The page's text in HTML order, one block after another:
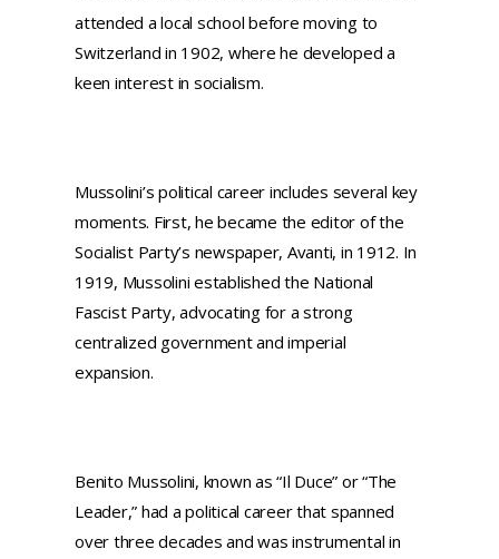
attended a local school before moving to
Switzerland in 1902, where he developed a
keen interest in socialism.
Mussolini’s political career includes several key
moments. First, he became the editor of the
Socialist Party’s newspaper, Avanti, in 1912. In
1919, Mussolini established the National
Fascist Party, advocating for a strong
centralized government and imperial
expansion.
Benito Mussolini, known as “Il Duce” or “The
Leader,” had a political career that spanned
over three decades and was instrumental in